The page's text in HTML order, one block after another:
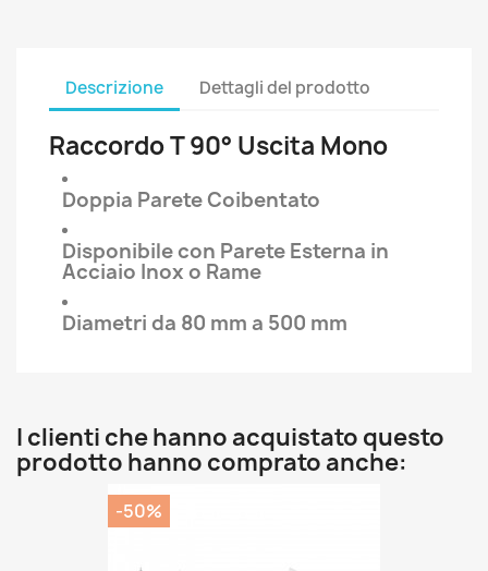
Descrizione Dettagli del prodotto
Raccordo T 90° Uscita Mono
Doppia Parete Coibentato
Disponibile con Parete Esterna in
Acciaio Inox o Rame
Diametri da 80 mm a 500 mm
I clienti che hanno acquistato questo
prodotto hanno comprato anche:
-50%